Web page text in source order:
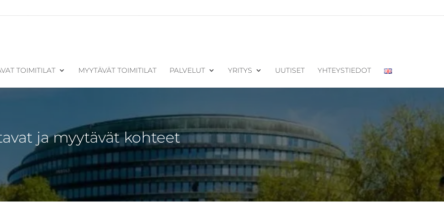
TOIMITILAT MYYTÄVÄT TOIMITILAT PALVELUT YRITYS UUTISET YHTEYSTIEDOT
ja myytävät kohteet